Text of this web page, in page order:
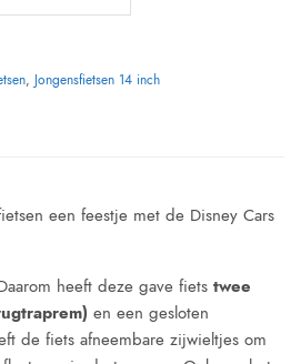
, Jongensfietsen 14 inch
een feestje met de Disney Cars
heeft deze gave fietstwee
en een gesloten
de fiets afneembare zijwieltjes om